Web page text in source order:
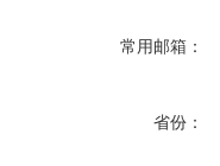
常用邮箱：
省份：